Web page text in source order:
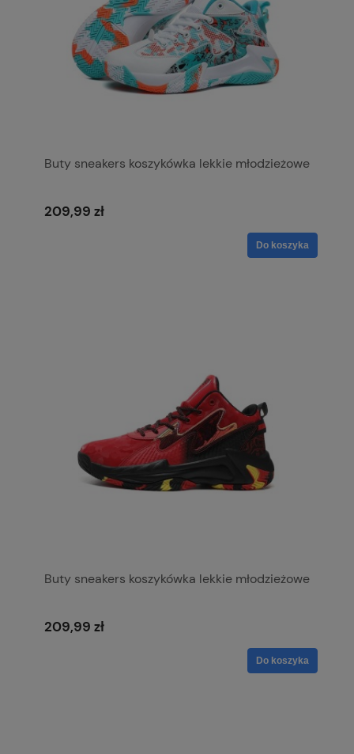
Buty sneakers koszykówka lekkie młodzieżowe
209,99 zł
Do koszyka
Buty sneakers koszykówka lekkie młodzieżowe
209,99 zł
Do koszyka